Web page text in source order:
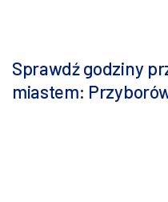
Sprawdź godziny
miastem: